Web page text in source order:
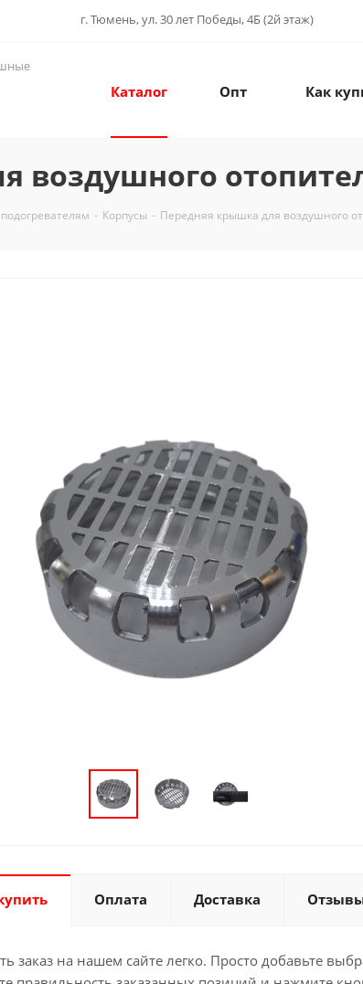
г. Тюмень, ул. 30 лет Победы, 4Б (2й этаж)
Каталог Опт Как
воздушного
- Корпусы - Передняя крышка для воздушного
Оплата Доставка
заказ на нашем сайте легко. Просто добавьте